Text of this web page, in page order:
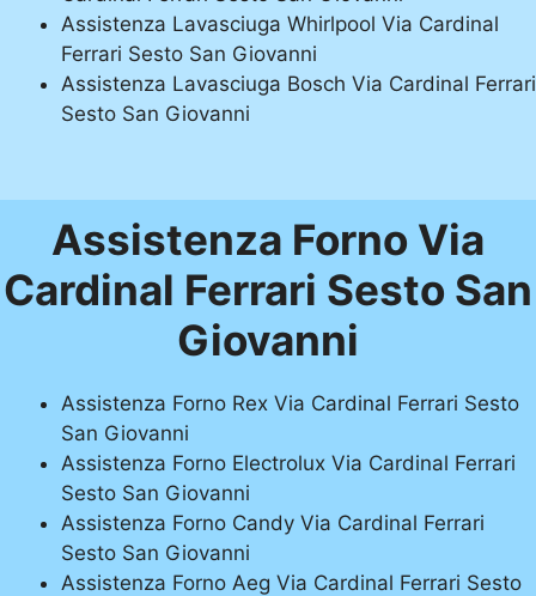
Assistenza Lavasciuga Whirlpool Via Cardinal
Ferrari Sesto San Giovanni
Assistenza Lavasciuga Bosch Via Cardinal Ferrari
Sesto San Giovanni
Assistenza Forno Via
Cardinal Ferrari Sesto San
Giovanni
Assistenza Forno Rex Via Cardinal Ferrari Sesto
San Giovanni
Assistenza Forno Electrolux Via Cardinal Ferrari
Sesto San Giovanni
Assistenza Forno Candy Via Cardinal Ferrari
Sesto San Giovanni
Assistenza Forno Aeg Via Cardinal Ferrari Sesto